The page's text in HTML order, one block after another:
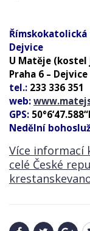
Dejvice
U Matěje (kostel
Praha 6 – Dejvice
tel.: 233 336 351
web:
GPS:
Nedělní
Více informací
celé České